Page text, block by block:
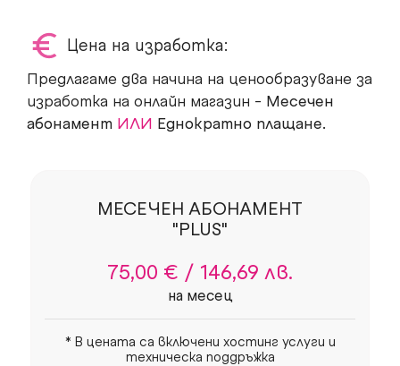
Цена на изработка:
Предлагаме два начина на ценообразуване за
изработка на онлайн магазин - Месечен
абонамент ИЛИ Еднократно плащане.
МЕСЕЧЕН АБОНАМЕНТ
"PLUS"
75,00 € / 146,69 лв.
на месец
* В цената са включени хостинг услуги и
техническа поддръжка